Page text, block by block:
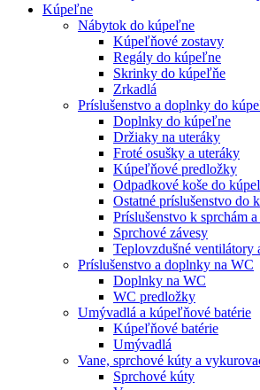
Kúpeľne
Nábytok do kúpeľne
Kúpeľňové zostavy
Regály do kúpeľne
Skrinky do kúpeľňe
Zrkadlá
Príslušenstvo a doplnky do
Doplnky do kúpeľne
Držiaky na uteráky
Froté osušky a uteráky
Kúpeľňové predložky
Odpadkové koše do
Ostatné príslušenstvo do
Príslušenstvo k sprchám
Sprchové závesy
Teplovzdušné ventilátory
Príslušenstvo a doplnky na WC
Doplnky na WC
WC predložky
Umývadlá a kúpeľňové batérie
Kúpeľňové batérie
Umývadlá
Vane, sprchové kúty a
Sprchové kúty